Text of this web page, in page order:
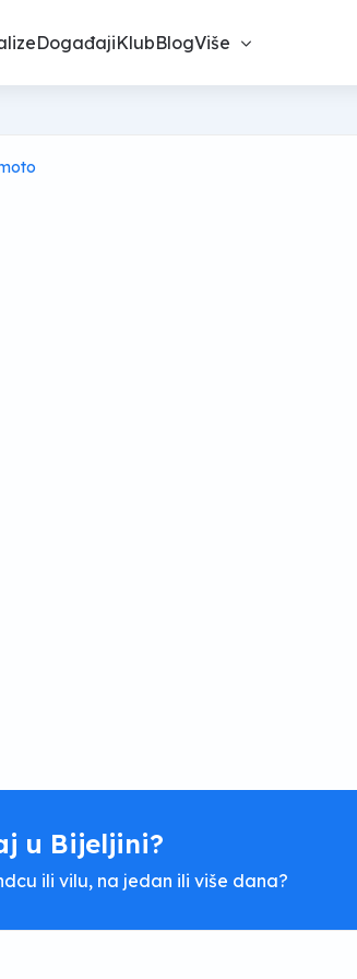
DogađajiKlubBlogViše
u Bijeljini?
ili vilu, na jedan ili više dana?